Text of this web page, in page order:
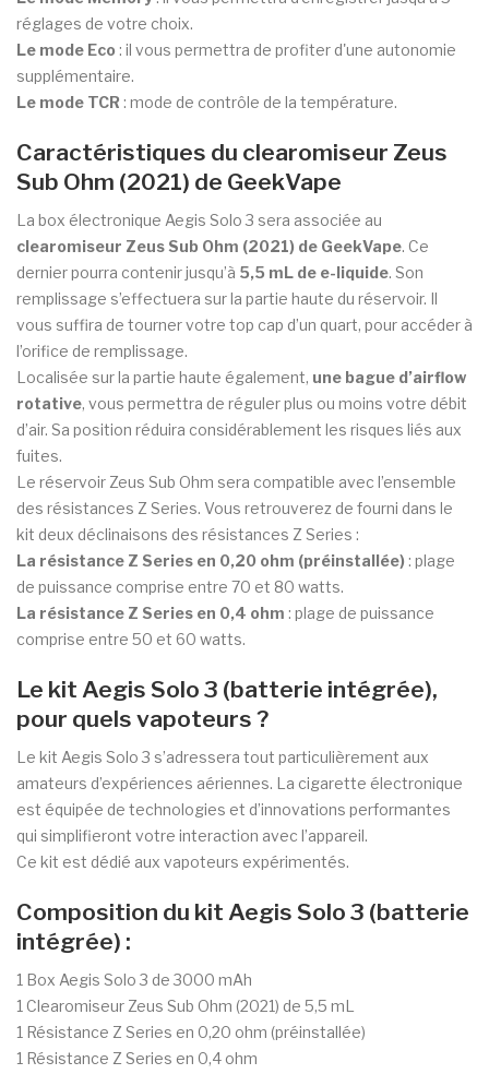
réglages de votre choix.
Le mode Eco : il vous permettra de profiter d'une autonomie
supplémentaire.
Le mode TCR : mode de contrôle de la température.
Caractéristiques du clearomiseur Zeus
Sub Ohm (2021) de GeekVape
La box électronique Aegis Solo 3 sera associée au
clearomiseur Zeus Sub Ohm (2021) de GeekVape. Ce
dernier pourra contenir jusqu’à 5,5 mL de e-liquide. Son
remplissage s’effectuera sur la partie haute du réservoir. Il
vous suffira de tourner votre top cap d’un quart, pour accéder à
l’orifice de remplissage.
Localisée sur la partie haute également, une bague d’airflow
rotative, vous permettra de réguler plus ou moins votre débit
d’air. Sa position réduira considérablement les risques liés aux
fuites.
Le réservoir Zeus Sub Ohm sera compatible avec l’ensemble
des résistances Z Series. Vous retrouverez de fourni dans le
kit deux déclinaisons des résistances Z Series :
La résistance Z Series en 0,20 ohm (préinstallée) : plage
de puissance comprise entre 70 et 80 watts.
La résistance Z Series en 0,4 ohm : plage de puissance
comprise entre 50 et 60 watts.
Le kit Aegis Solo 3 (batterie intégrée),
pour quels vapoteurs ?
Le kit Aegis Solo 3 s’adressera tout particulièrement aux
amateurs d’expériences aériennes. La cigarette électronique
est équipée de technologies et d’innovations performantes
qui simplifieront votre interaction avec l’appareil.
Ce kit est dédié aux vapoteurs expérimentés.
Composition du kit Aegis Solo 3 (batterie
intégrée) :
1 Box Aegis Solo 3 de 3000 mAh
1 Clearomiseur Zeus Sub Ohm (2021) de 5,5 mL
1 Résistance Z Series en 0,20 ohm (préinstallée)
1 Résistance Z Series en 0,4 ohm